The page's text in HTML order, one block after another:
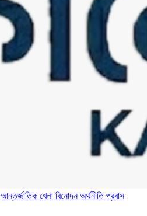
আন্তর্জাতিক খেলা বিনোদনঅর্থনীতিপ্রবাস